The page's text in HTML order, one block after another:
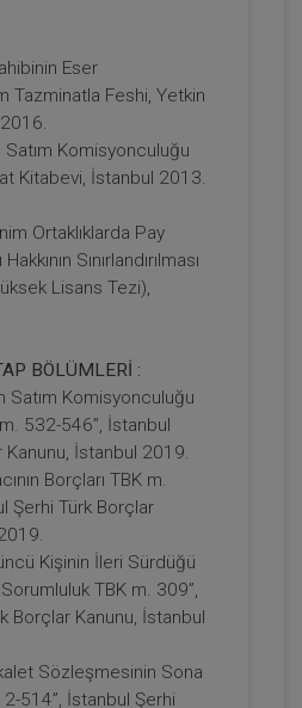
Hazırlama ve
Video Eğitimi
Medeni Hukuk
Sepete Ekle
Eser
Tazminatla Feshi, Yetkin
Komisyonculuğu
Kitabevi, İstanbul 2013.
Pay
Sınırlandırılması
Lisans Tezi),
BÖLÜMLERİ :
Komisyonculuğu
532-546”, İstanbul
İstanbul 2019.
Borçları TBK m.
Şerhi Türk Borçlar
İleri Sürdüğü
TBK m. 309”,
Borçlar Kanunu, İstanbul
Sona
514”, İstanbul Şerhi